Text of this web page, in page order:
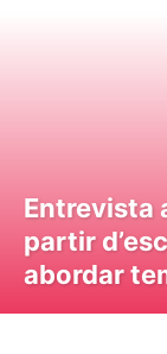
Entrevista
partir
abordar